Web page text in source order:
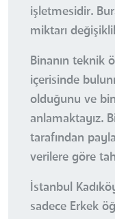
işletmesidir.
miktarı
Binanın teknik
içerisinde
olduğunu ve
anlamaktayız.
tarafından
verilere göre
İstanbul
sadece Erkek